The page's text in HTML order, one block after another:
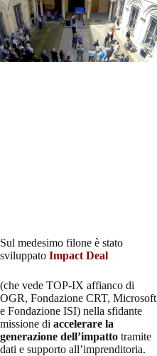
Sul medesimo filone è stato
sviluppato Impact Deal
(che vede TOP-IX affianco di
OGR, Fondazione CRT, Microsoft
e Fondazione ISI) nella sfidante
missione di accelerare la
generazione dell’impatto tramite
dati e supporto all’imprenditoria.